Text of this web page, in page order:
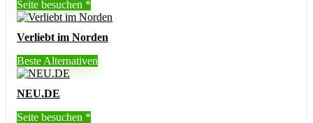
Seite besuchen
Verliebt im Norden
Beste Alternativen
NEU.DE
Seite besuchen